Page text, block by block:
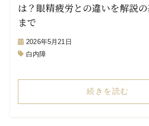
は？眼精疲労との違いを解説
まで
2026年5月21日
白内障
続きを読む